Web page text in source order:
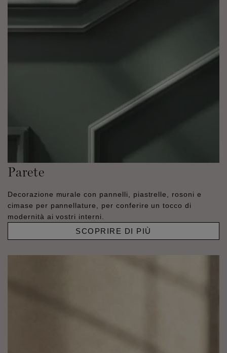
Parete
Decorazione murale con pannelli, piastrelle, rosoni e
cimase per pannellature, per conferire un tocco di
modernità ai vostri interni.
SCOPRIRE DI PIÙ